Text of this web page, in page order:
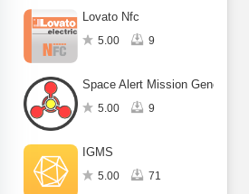
Lovato Nfc
5.00 9
Space Alert Mission Generator
5.00 9
IGMS
5.00 71